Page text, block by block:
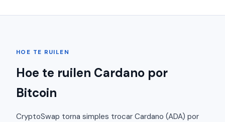
HOE TE RUILEN
Hoe te ruilen Cardano por
Bitcoin
CryptoSwap torna simples trocar Cardano (ADA) por